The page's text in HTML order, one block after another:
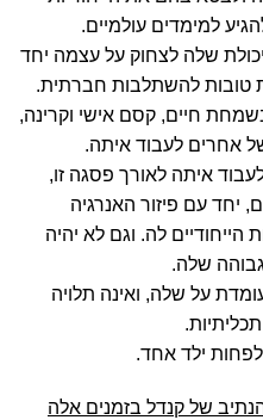
למימדים עולמיים.
שלה לצחוק על עצמה יחד
טובות להשתלבות חברתית.
חיים, קסם אישי וקרינה,
של אחרים לעבוד איתה.
לעבוד איתה לאורך פסגה זו,
יחד עם פיזור האנרגיה
הייחודיים לה. וגם לא יהיה
שלה.
על שלה, ואינה תלויה
ילד אחד.
של קנדל בזמנים אלה